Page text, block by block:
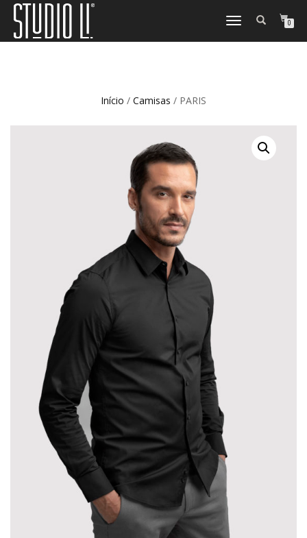
TOGGLE
0
Início / Camisas / PARIS